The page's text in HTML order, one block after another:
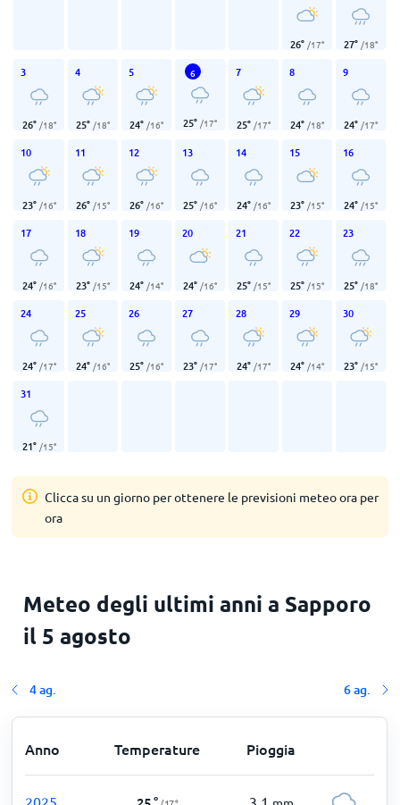
26° /17° 27° /18°
3
26° /18°
4
25° /18°
5
24° /16°
6
25° /17°
7
25° /17°
8
24° /18°
9
24° /17°
10
23° /16°
11
26° /15°
12
26° /16°
13
25° /16°
14
24° /16°
15
23° /15°
16
24° /15°
17
24° /16°
18
23° /15°
19
24° /14°
20
24° /16°
21
25° /15°
22
25° /15°
23
25° /18°
24
24° /17°
25
24° /16°
26
25° /16°
27
23° /17°
28
24° /17°
29
24° /14°
30
23° /15°
31
21° /15°
Clicca su un giorno per ottenere le previsioni meteo ora per
ora
Meteo degli ultimi anni a Sapporo
il 5 agosto
4 ag. 6 ag.
Anno Temperature Pioggia
2025 3,1